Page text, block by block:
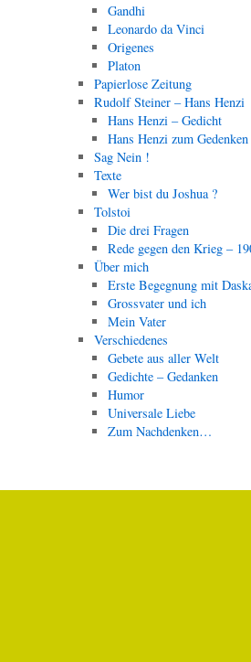
Gandhi
Leonardo da Vinci
Origenes
Platon
Papierlose Zeitung
Rudolf Steiner – Hans Henzi
Hans Henzi – Gedicht
Hans Henzi zum Gedenken
Sag Nein !
Texte
Wer bist du Joshua ?
Tolstoi
Die drei Fragen
Rede gegen den Krieg –
Über mich
Erste Begegnung mit
Grossvater und ich
Mein Vater
Verschiedenes
Gebete aus aller Welt
Gedichte – Gedanken
Humor
Universale Liebe
Zum Nachdenken…